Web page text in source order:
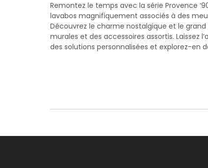
Remontez le temps avec la série Provence
lavabos magnifiquement associés à des
Découvrez le charme nostalgique et le
murales et des accessoires assortis.
des solutions personnalisées et explorez-en